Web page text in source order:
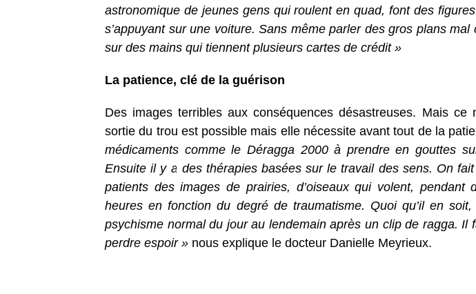
astronomique de jeunes gens qui roulent en quad, font des
s’appuyant sur une voiture. Sans même parler des gros plans
sur des mains qui tiennent plusieurs cartes de crédit »
La patience, clé de la guérison
Des images terribles aux conséquences désastreuses. Mais ce
sortie du trou est possible mais elle nécessite avant tout de la
médicaments comme le Déragga 2000 à prendre en gouttes
Ensuite il y a des thérapies basées sur le travail des sens. On
patients des images de prairies, d’oiseaux qui volent,
heures en fonction du degré de traumatisme. Quoi qu’il en
psychisme normal du jour au lendemain après un clip de ragga. Il
perdre espoir » nous explique le docteur Danielle Meyrieux.